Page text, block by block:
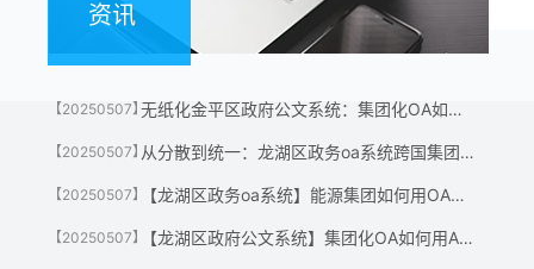
资讯
【20250507】 无纸化金平区政府公文系统：集团化OA如何年省千万级运营成本？
【20250507】 从分散到统一：龙湖区政务oa系统跨国集团如何用OA系统实现全球一体化管理
【20250507】 【龙湖区政务oa系统】能源集团如何用OA系统优化千亿级项目管理？
【20250507】 【龙湖区政府公文系统】集团化OA如何用AR/VR技术重塑跨地域协作体验？